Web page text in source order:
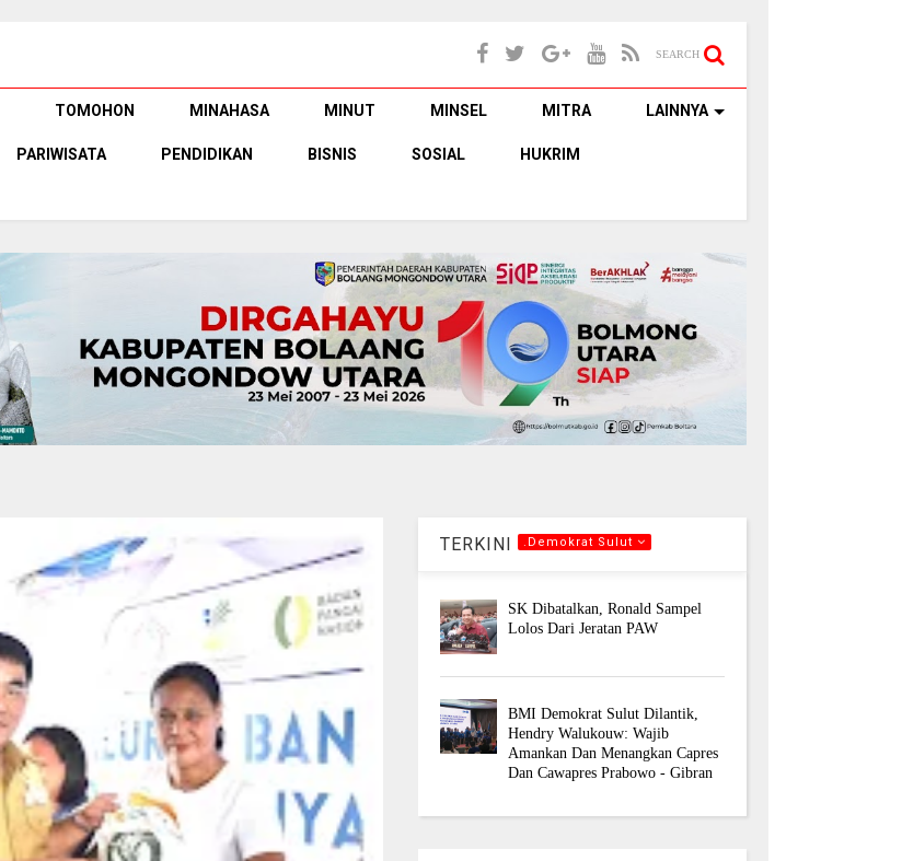
SEARCH
TOMOHON MINAHASA MINUT MINSEL MITRA LAINNYA
PARIWISATA PENDIDIKAN BISNIS SOSIAL HUKRIM
TERKINI .Demokrat Sulut
SK Dibatalkan, Ronald Sampel
Lolos Dari Jeratan PAW
BMI Demokrat Sulut Dilantik,
Hendry Walukouw: Wajib
Amankan Dan Menangkan Capres
Dan Cawapres Prabowo - Gibran